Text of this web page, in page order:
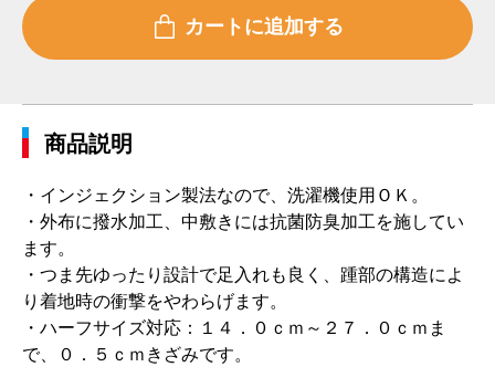
商品説明
・インジェクション製法なので、洗濯機使用ＯＫ。
・外布に撥水加工、中敷きには抗菌防臭加工を施してい
ます。
・つま先ゆったり設計で足入れも良く、踵部の構造によ
り着地時の衝撃をやわらげます。
・ハーフサイズ対応：１４．０ｃｍ～２７．０ｃｍま
で、０．５ｃｍきざみです。